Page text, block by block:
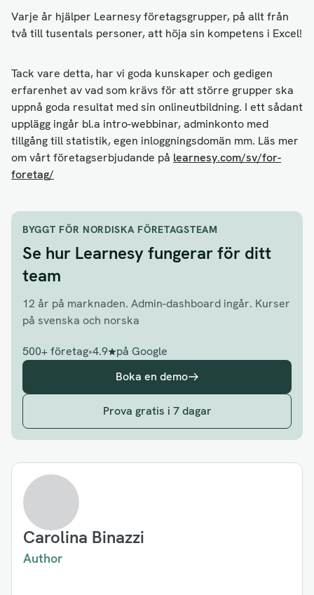
Varje år hjälper Learnesy företagsgrupper, på allt från
två till tusentals personer, att höja sin kompetens i Excel!
Tack vare detta, har vi goda kunskaper och gedigen
erfarenhet av vad som krävs för att större grupper ska
uppnå goda resultat med sin onlineutbildning. I ett sådant
upplägg ingår bl.a intro-webbinar, adminkonto med
tillgång till statistik, egen inloggningsdomän mm. Läs mer
om vårt företagserbjudande på learnesy.com/sv/for-
foretag/
BYGGT FÖR NORDISKA FÖRETAGSTEAM
Se hur Learnesy fungerar för ditt
team
12 år på marknaden. Admin-dashboard ingår. Kurser
på svenska och norska
500+ företag•4.9
på Google
Boka en demo
Prova gratis i 7 dagar
Carolina Binazzi
Author